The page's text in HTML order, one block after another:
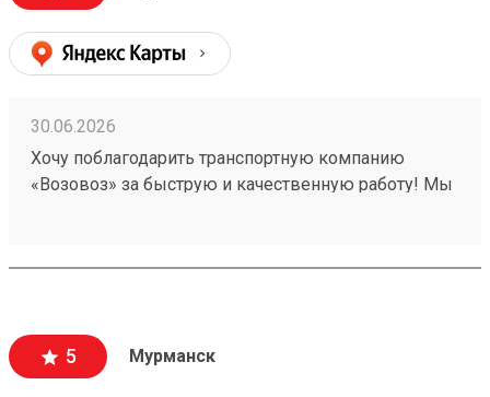
30.06.2026
Хочу поблагодарить транспортную компанию
«Возовоз» за быструю и качественную работу! Мы
результатом. Недавно осуществляли доставку с
Плюсы: Быстрая и качественная работа!
5 Мурманск